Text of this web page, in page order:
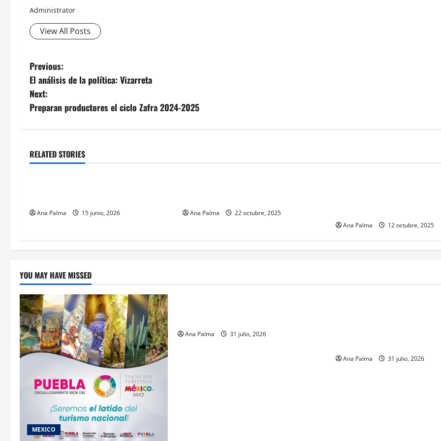
Administrator
View All Posts
Post
navigation
Previous:
El análisis de la política: Vizarreta
Next:
Preparan productores el ciclo Zafra 2024-2025
RELATED STORIES
Ciencia
Ana Palma 15 junio, 2026 Ana Palma 22 octubre, 2025
Ana Palma 12 octubre, 2025
YOU MAY HAVE MISSED
MEXICO
Ana Palma 31 julio, 2026
Ana Palma 31 julio, 2026